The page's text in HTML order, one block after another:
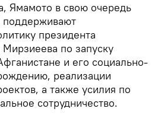
Ямамото в свою очередь
президента
по запуску
и его социально-
реализации
а также усилия по
сотрудничество.